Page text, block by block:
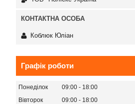
Коблюк Юліан
Графік роботи
Понеділок 09:00
18:00
Вівторок
09:00
18:00